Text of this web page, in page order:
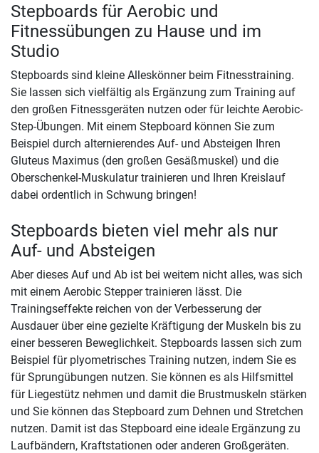
Stepboards für Aerobic und
Fitnessübungen zu Hause und im
Studio
Stepboards sind kleine Alleskönner beim Fitnesstraining.
Sie lassen sich vielfältig als Ergänzung zum Training auf
den großen Fitnessgeräten nutzen oder für leichte Aerobic-
Step-Übungen. Mit einem Stepboard können Sie zum
Beispiel durch alternierendes Auf- und Absteigen Ihren
Gluteus Maximus (den großen Gesäßmuskel) und die
Oberschenkel-Muskulatur trainieren und Ihren Kreislauf
dabei ordentlich in Schwung bringen!
Stepboards bieten viel mehr als nur
Auf- und Absteigen
Aber dieses Auf und Ab ist bei weitem nicht alles, was sich
mit einem Aerobic Stepper trainieren lässt. Die
Trainingseffekte reichen von der Verbesserung der
Ausdauer über eine gezielte Kräftigung der Muskeln bis zu
einer besseren Beweglichkeit. Stepboards lassen sich zum
Beispiel für plyometrisches Training nutzen, indem Sie es
für Sprungübungen nutzen. Sie können es als Hilfsmittel
für Liegestütz nehmen und damit die Brustmuskeln stärken
und Sie können das Stepboard zum Dehnen und Stretchen
nutzen. Damit ist das Stepboard eine ideale Ergänzung zu
Laufbändern, Kraftstationen oder anderen Großgeräten.